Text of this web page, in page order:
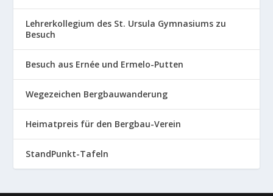
Lehrerkollegium des St. Ursula Gymnasiums zu
Besuch
Besuch aus Ernée und Ermelo-Putten
Wegezeichen Bergbauwanderung
Heimatpreis für den Bergbau-Verein
StandPunkt-Tafeln